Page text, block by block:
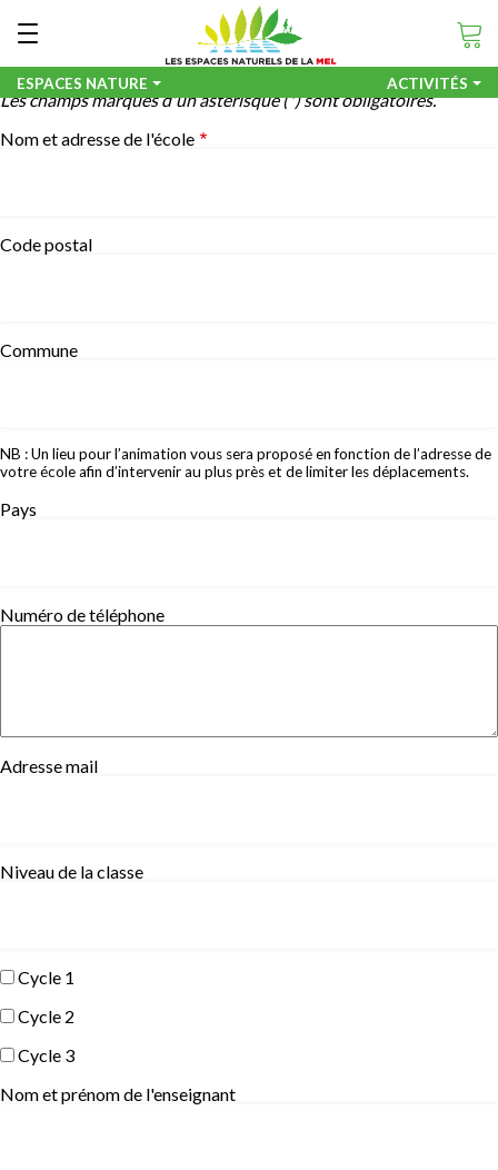
principal

ESPACES NATURE ACTIVITÉS
Formulaire nature à deux pas
Les champs marqués d'un astérisque (*) sont obligatoires.
Nom et adresse de l'école
Code postal
Commune
NB : Un lieu pour l’animation vous sera proposé en fonction de l’adresse de
votre école afin d’intervenir au plus près et de limiter les déplacements.
Pays
Numéro de téléphone
Adresse mail
Niveau de la classe
Cycle 1
Cycle 2
Cycle 3
Nom et prénom de l'enseignant
Panneau de gestion des cookies